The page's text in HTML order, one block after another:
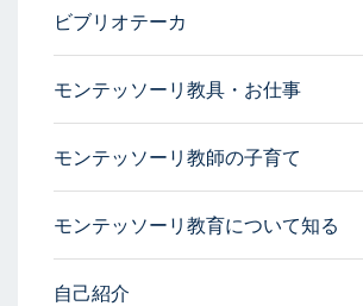
ビブリオテーカ
モンテッソーリ教具・お仕事
モンテッソーリ教師の子育て
モンテッソーリ教育について知る
自己紹介